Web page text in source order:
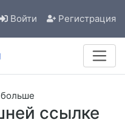
Войти Регистрация
ссылке